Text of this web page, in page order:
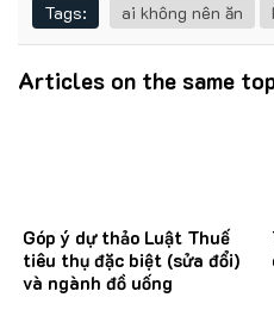
Tags: ai không nên ăn
Articles on the same
Góp ý dự thảo Luật Thuế
tiêu thụ đặc biệt (sửa đổi)
và ngành đồ uống